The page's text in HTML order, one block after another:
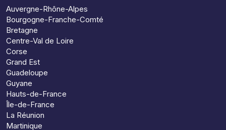
Auvergne-Rhône-Alpes
Bourgogne-Franche-Comté
Bretagne
Centre-Val de Loire
Corse
Grand Est
Guadeloupe
Guyane
Hauts-de-France
Île-de-France
La Réunion
Martinique